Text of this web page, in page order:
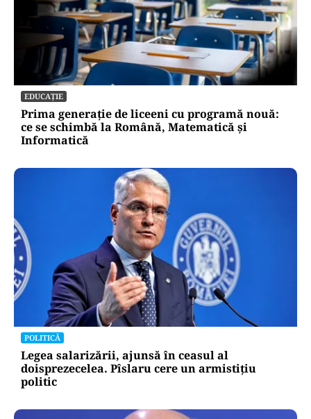
EDUCAȚIE
Prima generație de liceeni cu programă nouă:
ce se schimbă la Română, Matematică și
Informatică
POLITICĂ
Legea salarizării, ajunsă în ceasul al
doisprezecelea. Pîslaru cere un armistițiu
politic